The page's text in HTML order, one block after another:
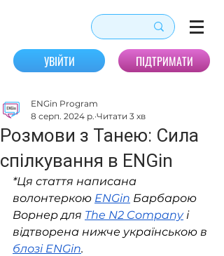
УВІЙТИ ПІДТРИМАТИ
Розмови з Танею: Сила
спілкування в ENGin
ENGin Program
8 серп. 2024 р. Читати 3 хв
*Ця стаття написана
волонтеркою ENGin Барбарою
Ворнер для The N2 Company і
відтворена нижче українською в
блозі ENGin.